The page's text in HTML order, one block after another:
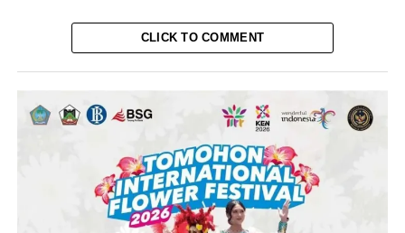
CLICK TO COMMENT